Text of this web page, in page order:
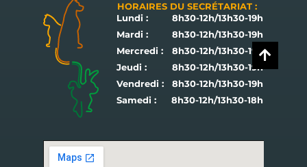
HORAIRES DU SECRÉTARIAT :
Lundi :
Mardi :
Mercredi :
Jeudi :
Vendredi :
Samedi :
8h30-12h/13h30-19h
8h30-12h/13h30-19h
8h30-12h/13h30-19h
8h30-12h/13h30-19h
8h30-12h/13h30-19h
8h30-12h/13h30-18h